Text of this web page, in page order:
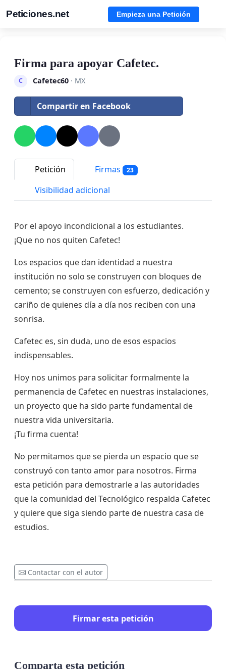
Peticiones.net Empieza una Petición
Firma para apoyar Cafetec.
C Cafetec60· MX
Compartir en Facebook
Petición Firmas 23
Visibilidad adicional
Por el apoyo incondicional a los estudiantes.
¡Que no nos quiten Cafetec!
Los espacios que dan identidad a nuestra
institución no solo se construyen con bloques de
cemento; se construyen con esfuerzo, dedicación y
cariño de quienes día a día nos reciben con una
sonrisa.
Cafetec es, sin duda, uno de esos espacios
indispensables.
Hoy nos unimos para solicitar formalmente la
permanencia de Cafetec en nuestras instalaciones,
un proyecto que ha sido parte fundamental de
nuestra vida universitaria.
¡Tu firma cuenta!
No permitamos que se pierda un espacio que se
construyó con tanto amor para nosotros. Firma
esta petición para demostrarle a las autoridades
que la comunidad del Tecnológico respalda Cafetec
y quiere que siga siendo parte de nuestra casa de
estudios.
Contactar con el autor
Firmar esta petición
Comparta esta petición